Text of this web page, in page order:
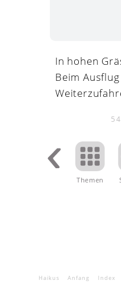
In hohen
Beim
Themen .
Haikus Anfang Index